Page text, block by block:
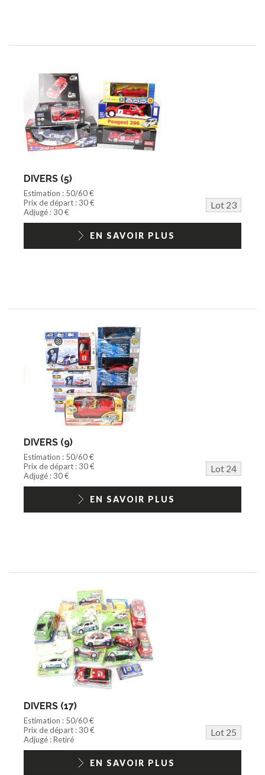
DIVERS (5)
Estimation : 50/60 €
Prix de départ : 30 €
Lot 23
Adjugé : 30 €
EN SAVOIR PLUS
DIVERS (9)
Estimation : 50/60 €
Prix de départ : 30 €
Lot 24
Adjugé : 30 €
EN SAVOIR PLUS
DIVERS (17)
Estimation : 50/60 €
Prix de départ : 30 €
Lot 25
Adjugé : Retiré
EN SAVOIR PLUS